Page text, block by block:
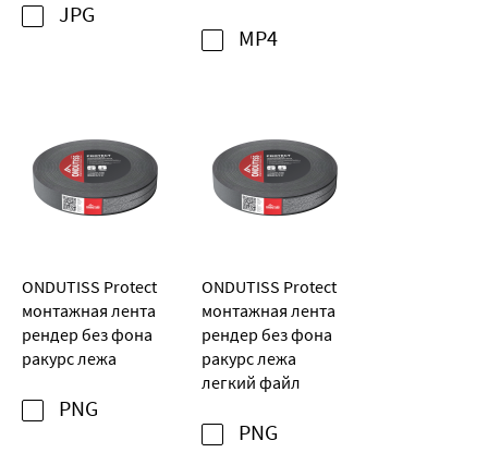
JPG
MP4
ONDUTISS Protect
монтажная лента
рендер без фона
ракурс лежа
PNG
ONDUTISS Protect
монтажная лента
рендер без фона
ракурс лежа
легкий файл
PNG